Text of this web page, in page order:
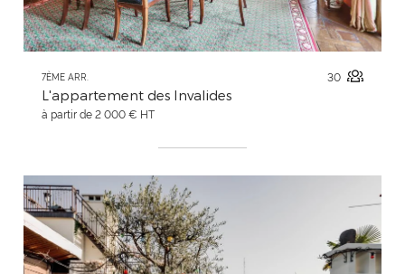
7ÈME ARR. 30
L'appartement des Invalides
à partir de 2 000 € HT